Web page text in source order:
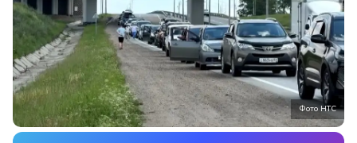
Фото НТС